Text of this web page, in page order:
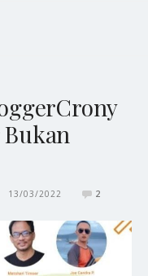
13/03/2022 2